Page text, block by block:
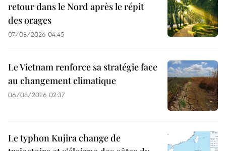
retour dans le Nord après le répit
des orages
07/08/2026 04:45
Le Vietnam renforce sa stratégie face
au changement climatique
06/08/2026 02:37
Le typhon Kujira change de